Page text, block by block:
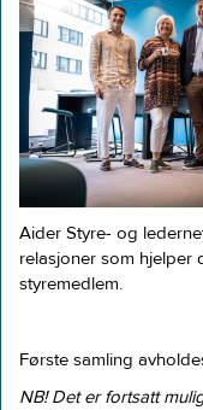
Aider Styre- og
relasjoner som hjelper
styremedlem.
Første samling
NB! Det er fortsatt